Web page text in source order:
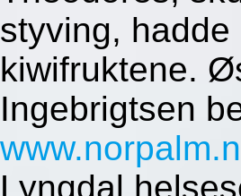
styving,
kiwifruktene.
Ingebrigtsen
Lyngdal